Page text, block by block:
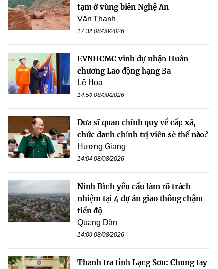
tạm ở vùng biên Nghệ An
Văn Thanh
17:32 08/08/2026
EVNHCMC vinh dự nhận Huân
chương Lao động hạng Ba
Lê Hoa
14:50 08/08/2026
Đưa sĩ quan chính quy về cấp xã,
chức danh chính trị viên sẽ thế nào?
Hương Giang
14:04 08/08/2026
Ninh Bình yêu cầu làm rõ trách
nhiệm tại 4 dự án giao thông chậm
tiến độ
Quang Dân
14:00 08/08/2026
Thanh tra tỉnh Lạng Sơn: Chung tay